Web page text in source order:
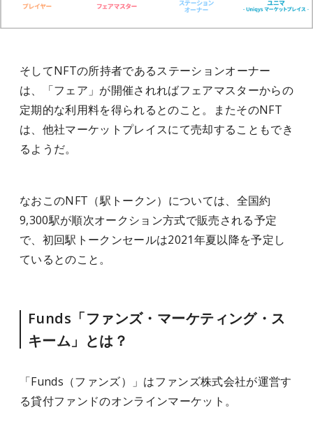
そしてNFTの所持者であるステーションオーナー
は、「フェア」が開催されればフェアマスターからの
定期的な利用料を得られるとのこと。またそのNFT
は、他社マーケットプレイスにて売却することもでき
るようだ。
なおこのNFT（駅トークン）については、全国約
9,300駅が順次オークション方式で販売される予定
で、初回駅トークンセールは2021年夏以降を予定し
ているとのこと。
Funds「ファンズ・マーケティング・ス
キーム」とは？
「Funds（ファンズ）」はファンズ株式会社が運営す
る貸付ファンドのオンラインマーケット。